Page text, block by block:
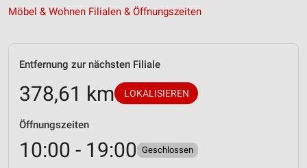
Möbel & Wohnen Filialen & Öffnungszeiten
Entfernung zur nächsten Filiale
378,61 km LOKALISIEREN
Öffnungszeiten
10:00 - 19:00 Geschlossen